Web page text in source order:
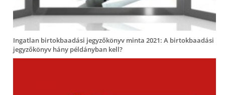
Ingatlan birtokbaadási jegyzőkönyv minta 2021: A birtokbaadási
jegyzőkönyv hány példányban kell?